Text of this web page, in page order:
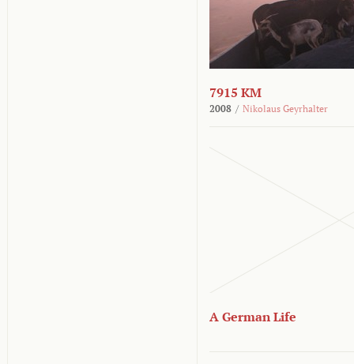
7915 KM
2008 / Nikolaus Geyrhalter
A German Life